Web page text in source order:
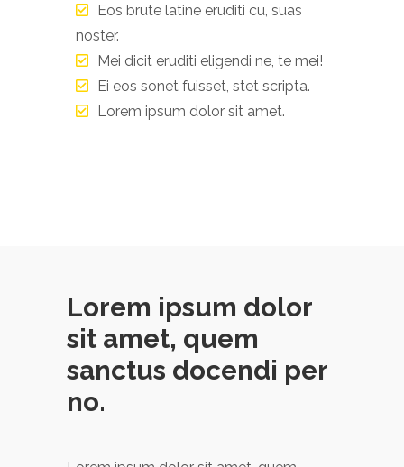
Eos brute latine eruditi cu, suas
noster.
Mei dicit eruditi eligendi ne, te mei!
Ei eos sonet fuisset, stet scripta.
Lorem ipsum dolor sit amet.
Lorem ipsum dolor
sit amet, quem
sanctus docendi per
no.